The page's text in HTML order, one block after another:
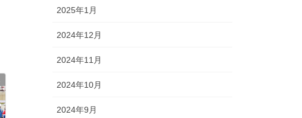
2025年1月
2024年12月
2024年11月
2024年10月
2024年9月